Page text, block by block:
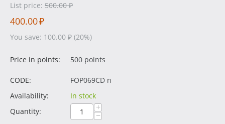
List price: 500.00 ₽
400.00₽
You save: 100.00 ₽ (20%)
Price in points: 500 points
CODE:
FOP069CD n
Availability:
In stock
Quantity:
+
−